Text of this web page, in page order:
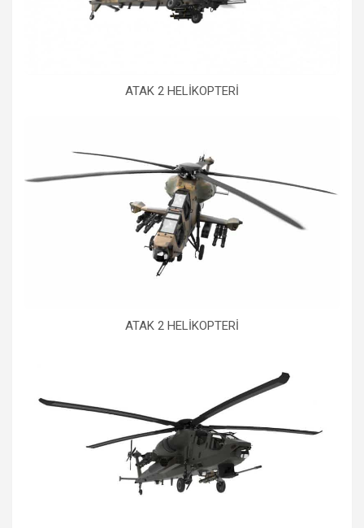
ATAK 2 HELİKOPTERİ
ATAK 2 HELİKOPTERİ